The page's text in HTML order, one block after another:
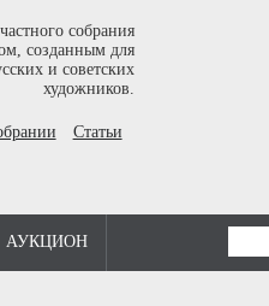
собрания
созданным для
и советских
художников.
Статьи
АУКЦИОН